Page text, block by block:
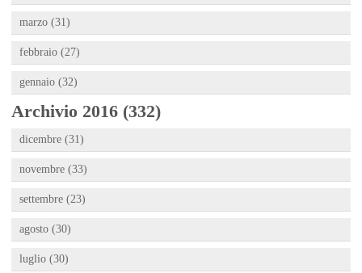
marzo (31)
febbraio (27)
gennaio (32)
Archivio 2016 (332)
dicembre (31)
novembre (33)
settembre (23)
agosto (30)
luglio (30)